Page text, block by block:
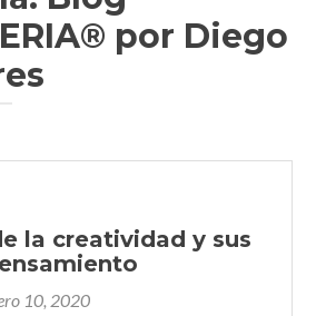
por Diego
la creatividad y sus
10, 2020